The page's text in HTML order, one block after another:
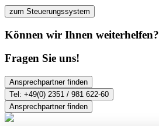
zum Steuerungssystem
Können wir Ihnen weiterhelfen?
Fragen Sie uns!
Ansprechpartner finden
Tel: +49(0) 2351 / 981 622-60
Ansprechpartner finden